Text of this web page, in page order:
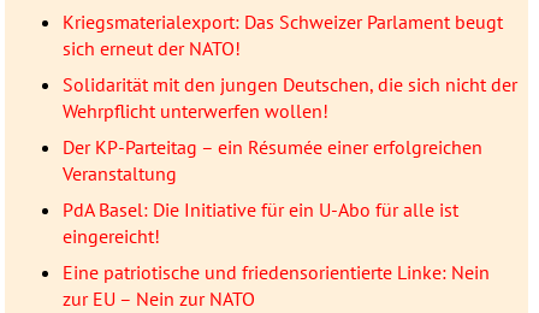
Kriegsmaterialexport: Das Schweizer Parlament beugt
sich erneut der NATO!
Solidarität mit den jungen Deutschen, die sich nicht der
Wehrpflicht unterwerfen wollen!
Der KP-Parteitag – ein Résumée einer erfolgreichen
Veranstaltung
PdA Basel: Die Initiative für ein U-Abo für alle ist
eingereicht!
Eine patriotische und friedensorientierte Linke: Nein
zur EU – Nein zur NATO